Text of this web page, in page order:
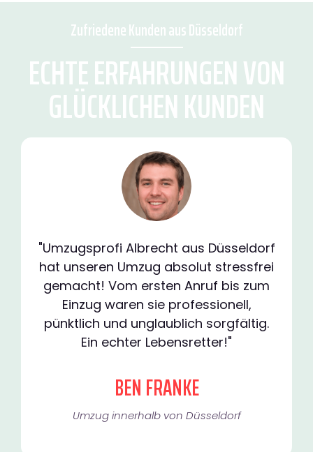
Zufriedene Kunden aus Düsseldorf
ECHTE ERFAHRUNGEN VON
GLÜCKLICHEN KUNDEN
"Umzugsprofi Albrecht aus Düsseldorf
hat unseren Umzug absolut stressfrei
gemacht! Vom ersten Anruf bis zum
Einzug waren sie professionell,
pünktlich und unglaublich sorgfältig.
Ein echter Lebensretter!"
BEN FRANKE
Umzug innerhalb von Düsseldorf​